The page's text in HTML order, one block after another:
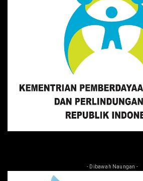
- Dibawah Naungan -